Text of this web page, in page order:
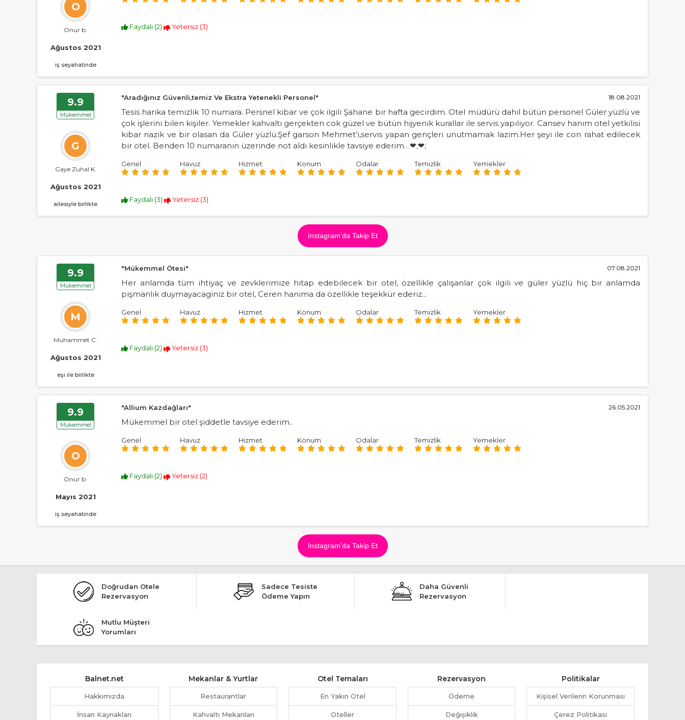
O
Onur b.
Ağustos 2021
iş seyahatinde
Faydalı (2) Yetersiz (3)
9.9
Mükemmel
G
Gaye Zuhal K.
Ağustos 2021
ailesiyle birlikte
"Aradığınız Güvenli,temiz Ve Ekstra Yetenekli Personel" 18.08.2021
Tesis harika temizlik 10 numara. Persnel kibar ve çok ilgili Şahane bir hafta gecirdim. Otel müdürü dahil bütün personel Güler yüzlü ve
çok işlerini bilen kişiler. Yemekler kahvaltı gerçekten cok güzel ve bütün hijyenik kurallar ile servis yapılıyor. Cansev hanım otel yetkilisi
kibar nazik ve bir olasan da Güler yüzlü.Şef garson Mehmet’i,servis yapan gençleri unutmamak lazım.Her şeyi ile con rahat edilecek
bir otel. Benden 10 numaranın üzerinde not aldı kesinlikle tavsiye ederim…❤;❤;
Genel Havuz Hizmet Konum Odalar Temizlik Yemekler
Faydalı (3) Yetersiz (3)
Instagram’da Takip Et
9.9
Mükemmel
M
Muhammet C.
Ağustos 2021
eşi ile birlikte
"Mükemmel Ötesi" 07.08.2021
Her anlamda tüm ihtiyaç ve zevklerimize hitap edebilecek bir otel, özellikle çalışanlar çok ilgili ve güler yüzlü hiç bir anlamda
pişmanlık duymayacaginiz bir otel, Ceren hanıma da özellikle teşekkür ederiz...
Genel Havuz Hizmet Konum Odalar Temizlik Yemekler
Faydalı (2) Yetersiz (3)
9.9
Mükemmel
O
Onur b.
Mayıs 2021
iş seyahatinde
"Allium Kazdağları" 26.05.2021
Mükemmel bir otel şiddetle tavsiye ederim..
Genel Havuz Hizmet Konum Odalar Temizlik Yemekler
Faydalı (2) Yetersiz (2)
Instagram’da Takip Et
Doğrudan Otele
Rezervasyon
Sadece Tesiste
Ödeme Yapın
Daha Güvenli
Rezervasyon
Mutlu Müşteri
Yorumları
Balnet.net
Hakkımızda
İnsan Kaynakları
Mekanlar & Yurtlar
Restaurantlar
Kahvaltı Mekanları
Otel Temaları
En Yakın Otel
Oteller
Rezervasyon
Ödeme
Değişiklik
Politikalar
Kişisel Verilerin Korunması
Çerez Politikası